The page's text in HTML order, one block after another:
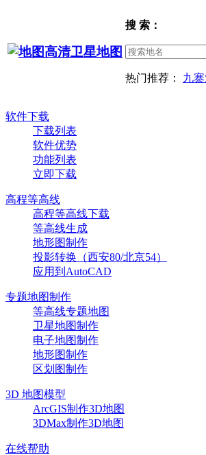
搜 索：
热门推荐： 九
软件下载
下载列表
软件优势
功能列表
立即下载
高程等高线
高程等高线下载
等高线生成
地形图制作
投影转换（西安80/北京54）
应用到AutoCAD
专题地图制作
等高线专题地图
卫星地图制作
电子地图制作
地形图制作
区划图制作
3D 地图模型
ArcGIS制作3D地图
3DMax制作3D地图
在线帮助